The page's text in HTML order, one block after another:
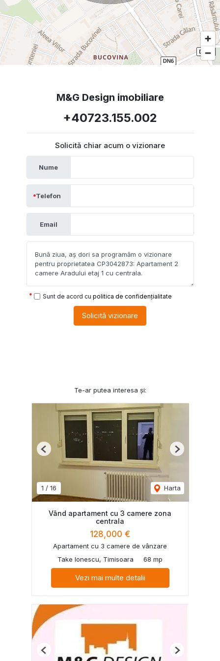
M&G Design imobiliare
+40723.155.002
Solicită chiar acum o vizionare
Nume
Telefon
Email
Sunt de acord cu politica de confidențialitate
Solicită vizionare
Te-ar putea interesa și:
1 / 16 Harta
Previous Next
Vând apartament cu 3 camere zona
centrala
128,000 €
Apartament cu 3 camere de vânzare
Take Ionescu, Timisoara
68 mp
Vezi mai multe detalii
Previous Next